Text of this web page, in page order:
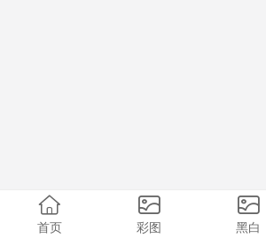
首页 彩图 黑白